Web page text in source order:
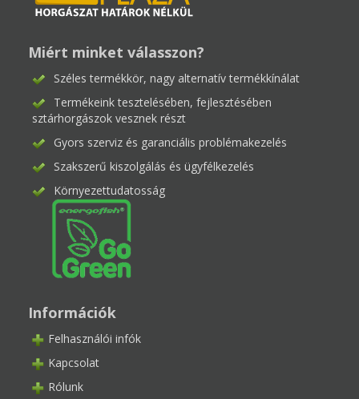
Miért minket válasszon?
Széles termékkör, nagy alternatív termékkínálat
Termékeink tesztelésében, fejlesztésében
sztárhorgászok vesznek részt
Gyors szerviz és garanciális problémakezelés
Szakszerű kiszolgálás és ügyfélkezelés
Környezettudatosság
Információk
Felhasználói infók
Kapcsolat
Rólunk